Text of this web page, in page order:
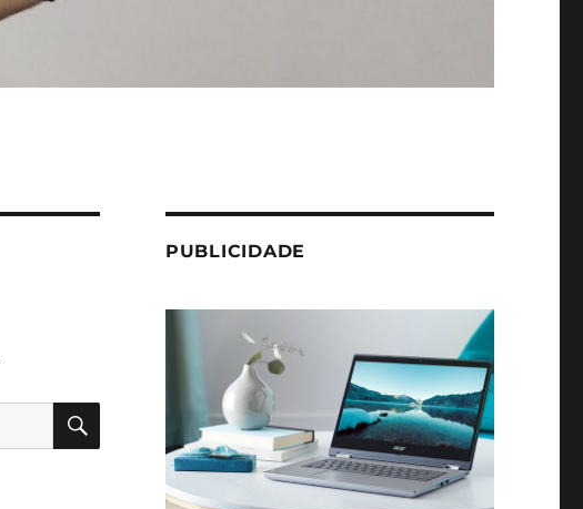
PESQUISAR
PUBLICIDADE